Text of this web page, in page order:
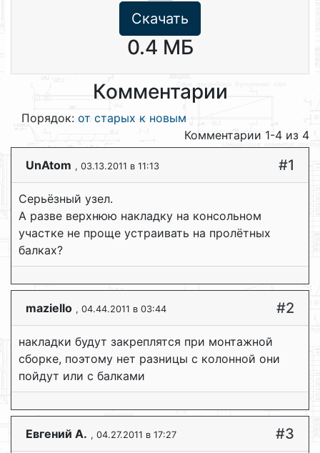
Скачать
0.4 МБ
Комментарии
Порядок: от старых к новым
Комментарии 1-4 из 4
UnAtom , 03.13.2011 в 11:13 #1
Серьёзный узел.
А разве верхнюю накладку на консольном
участке не проще устраивать на пролётных
балках?
maziello , 04.44.2011 в 03:44 #2
накладки будут закреплятся при монтажной
сборке, поэтому нет разницы с колонной они
пойдут или с балками
Евгений А. , 04.27.2011 в 17:27 #3